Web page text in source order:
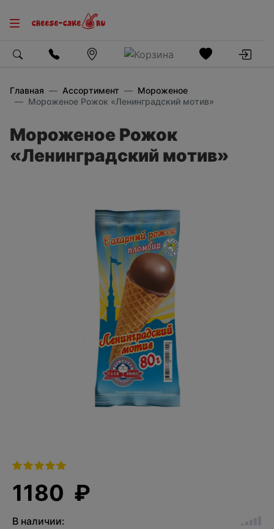
Главная Ассортимент
Мороженое
Мороженое Рожок «Ленинградский мотив»
Мороженое Рожок
«Ленинградский мотив»
1180 ₽
В наличии: